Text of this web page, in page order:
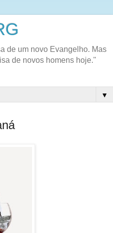
de um novo Evangelho. Mas
de novos homens hoje."
▼